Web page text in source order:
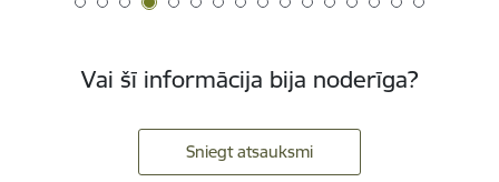
Vai šī informācija bija noderīga?
Sniegt atsauksmi